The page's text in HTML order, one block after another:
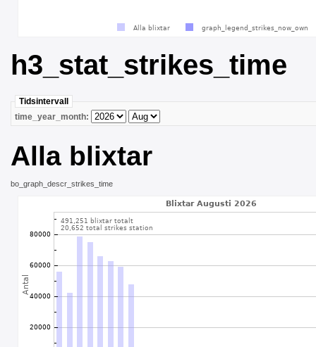
h3_stat_strikes_time
Tidsintervall
time_year_month:
Alla blixtar
bo_graph_descr_strikes_time